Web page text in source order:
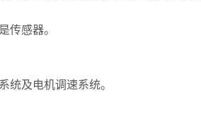
传感器。
统及电机调速系统。